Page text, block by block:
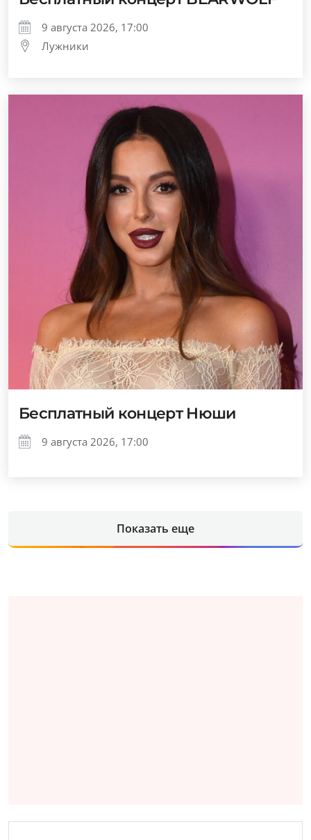
9 августа 2026, 17:00
Лужники
Бесплатный концерт Нюши
9 августа 2026, 17:00
Показать еще